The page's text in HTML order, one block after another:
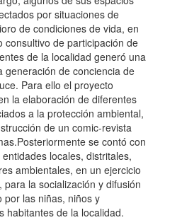
por situaciones de
de condiciones de vida, en
consultivo de participación de
de la localidad generó una
generación de conciencia de
Para ello el proyecto
la elaboración de diferentes
a la protección ambiental,
de un comic-revista
se contó con
locales, distritales,
ambientales, en un ejercicio
la socialización y difusión
por las niñas, niños y
habitantes de la localidad.